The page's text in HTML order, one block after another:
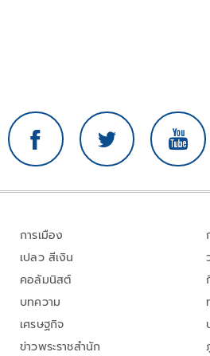
การเมือง
เปลว สีเงิน
คอลัมนิสต์
บทความ
เศรษฐกิจ
ข่าวพระราชสำนัก